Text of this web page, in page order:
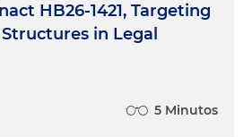
HB26-1421, Targeting
in Legal
5 Minutos